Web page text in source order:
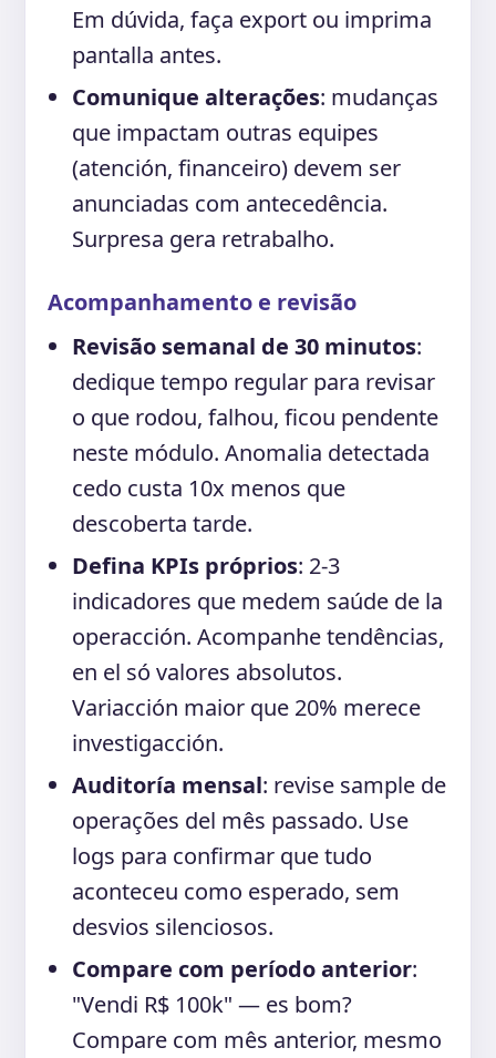
Em dúvida, faça export ou imprima
pantalla antes.
Comunique alterações: mudanças
que impactam outras equipes
(atención, financeiro) devem ser
anunciadas com antecedência.
Surpresa gera retrabalho.
Acompanhamento e revisão
Revisão semanal de 30 minutos:
dedique tempo regular para revisar
o que rodou, falhou, ficou pendente
neste módulo. Anomalia detectada
cedo custa 10x menos que
descoberta tarde.
Defina KPIs próprios: 2-3
indicadores que medem saúde de la
operacción. Acompanhe tendências,
en el só valores absolutos.
Variacción maior que 20% merece
investigacción.
Auditoría mensal: revise sample de
operações del mês passado. Use
logs para confirmar que tudo
aconteceu como esperado, sem
desvios silenciosos.
Compare com período anterior:
"Vendi R$ 100k" — es bom?
Compare com mês anterior, mesmo